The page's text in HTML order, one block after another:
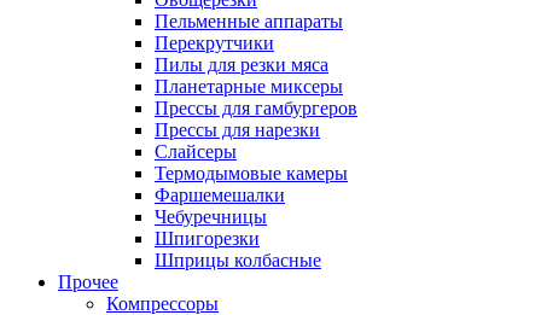
Пельменные аппараты
Перекрутчики
Пилы для резки мяса
Планетарные миксеры
Прессы для гамбургеров
Прессы для нарезки
Слайсеры
Термодымовые камеры
Фаршемешалки
Чебуречницы
Шпигорезки
Шприцы колбасные
Прочее
Компрессоры